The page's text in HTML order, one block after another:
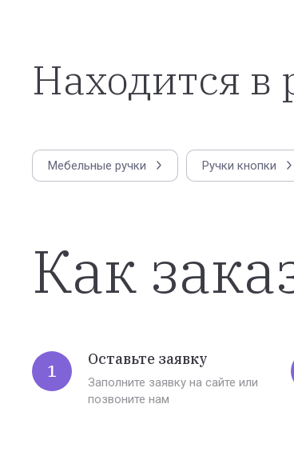
Находится в
Мебельные ручки Ручки кнопки
Как
1
Оставьте заявку
Заполните заявку на сайте или
позвоните нам